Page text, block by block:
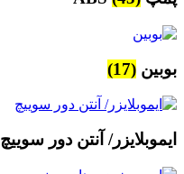
بوبین (17)
ایموبلایزر/ آنتن دور سوییچ